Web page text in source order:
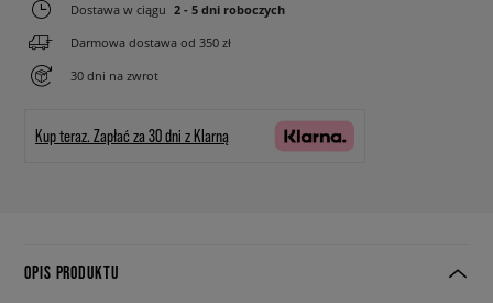
Dostawa w ciągu 2 - 5 dni roboczych
Darmowa dostawa od 350 zł
30 dni na zwrot
Kup teraz. Zapłać za 30 dni z Klarną
OPIS PRODUKTU